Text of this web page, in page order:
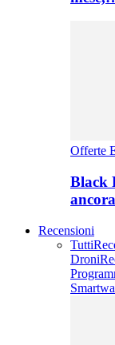
Offerte
Black
Recensioni
Tutti
Droni